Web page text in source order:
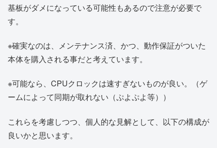
基板がダメになっている可能性もあるので注意が必要で
す。
※確実なのは、メンテナンス済、かつ、動作保証がついた
本体を購入される事だと考えています。
※可能なら、CPUクロックは速すぎないものが良い。（ゲ
ームによって同期が取れない（ぷよぷよ等））
これらを考慮しつつ、個人的な見解として、以下の構成が
良いかと思います。